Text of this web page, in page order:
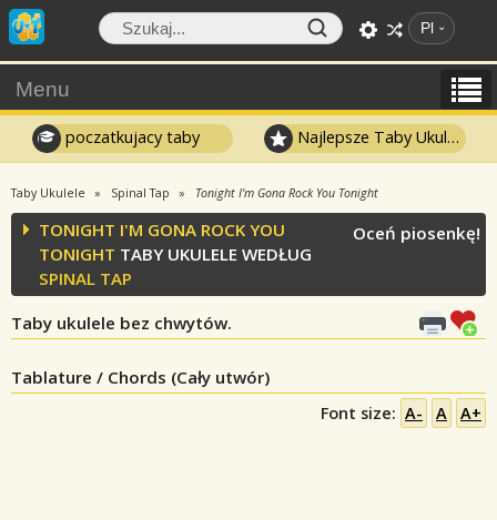
Pl
Menu
poczatkujacy taby Najlepsze Taby Ukulele
Taby Ukulele Spinal Tap Tonight I'm Gona Rock You Tonight
TONIGHT I'M GONA ROCK YOU
TONIGHT TABY UKULELE WEDŁUG
SPINAL TAP
Taby ukulele bez chwytów.
Oceń piosenkę!
Tablature / Chords (Cały utwór)
Font size: A- A A+